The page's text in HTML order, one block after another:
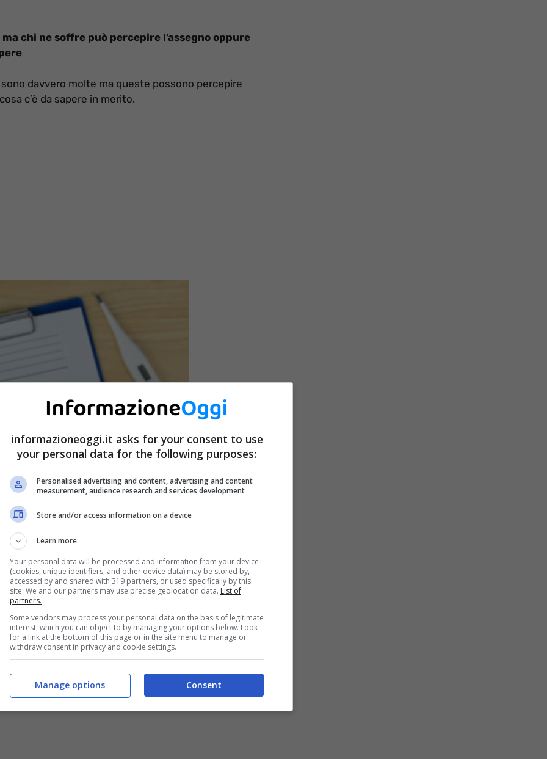
chi ne soffre può percepire l’assegno oppure
davvero molte ma queste possono percepire
c’è da sapere in merito.
da una malattia cronica risulta essere davvero
nella condizione di dover usufruire di permessi
non essere fatte al di fuori dell’orario
informazioneoggi.it asks for your consent to use
your personal data for the following purposes:
Personalised advertising and content, advertising and content
measurement, audience research and services development
Store and/or access information on a device
Learn more
Your personal data will be processed and information from your device
(cookies, unique identifiers, and other device data) may be stored by,
accessed by and shared with 319 partners, or used specifically by this
site. We and our partners may use precise geolocation data. List of
partners.
Some vendors may process your personal data on the basis of legitimate
interest, which you can object to by managing your options below. Look
for a link at the bottom of this page or in the site menu to manage or
withdraw consent in privacy and cookie settings.
Consent
Manage options